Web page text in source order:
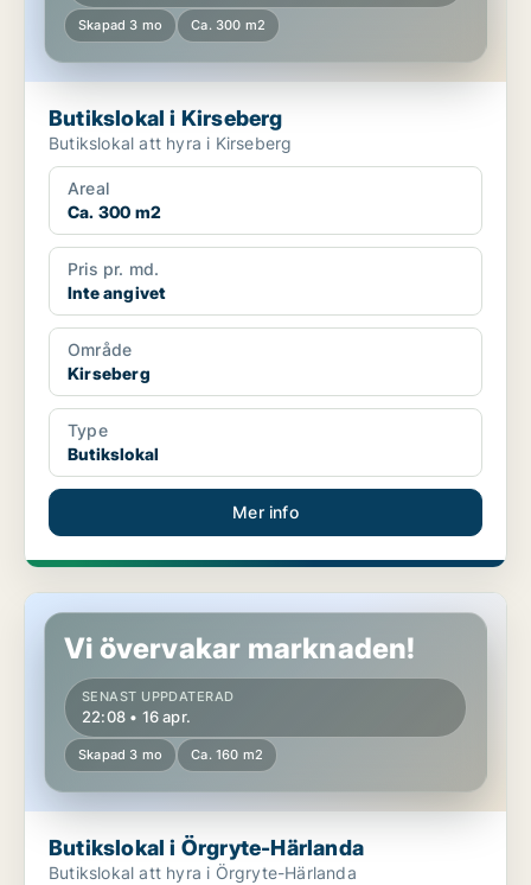
Skapad 3 mo Ca. 300 m2
Butikslokal i Kirseberg
Butikslokal att hyra i Kirseberg
Areal
Ca. 300 m2
Pris pr. md.
Inte angivet
Område
Kirseberg
Type
Butikslokal
Mer info
Butikslokal i Örgryte-Härlanda
Vi övervakar marknaden!
SENAST UPPDATERAD
22:08 • 16 apr.
Skapad 3 mo Ca. 160 m2
Butikslokal i Örgryte-Härlanda
Butikslokal att hyra i Örgryte-Härlanda